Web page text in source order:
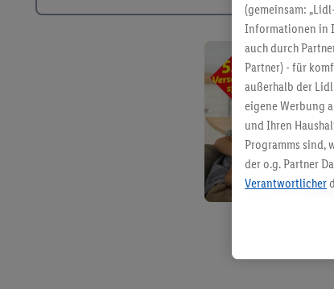
(gemeinsam:
Informationen in
auch durch
Partner) - für
außerhalb der
eigene Werbung
und Ihren
Programms sind,
der o.g. Partner
Verantwortlicher
angereicherten
Kaufverhalten in
genauen